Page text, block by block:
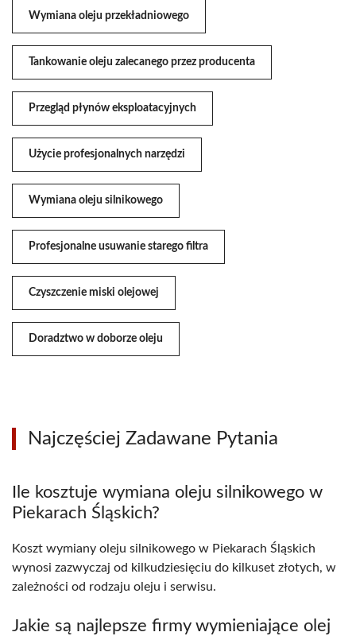
Wymiana oleju przekładniowego
Tankowanie oleju zalecanego przez producenta
Przegląd płynów eksploatacyjnych
Użycie profesjonalnych narzędzi
Wymiana oleju silnikowego
Profesjonalne usuwanie starego filtra
Czyszczenie miski olejowej
Doradztwo w doborze oleju
Najczęściej Zadawane Pytania
Ile kosztuje wymiana oleju silnikowego w
Piekarach Śląskich?
Koszt wymiany oleju silnikowego w Piekarach Śląskich
wynosi zazwyczaj od kilkudziesięciu do kilkuset złotych, w
zależności od rodzaju oleju i serwisu.
Jakie są najlepsze firmy wymieniające olej